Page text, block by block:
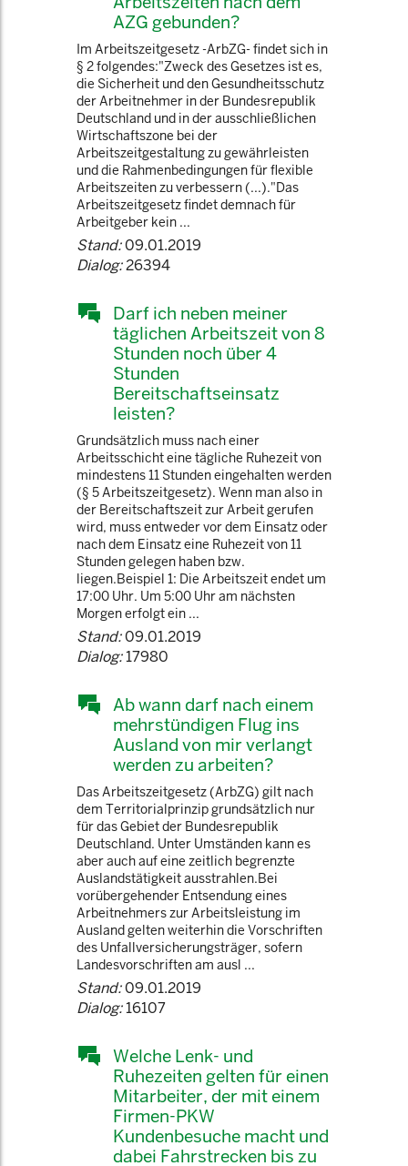
AZG gebunden?
Im Arbeitszeitgesetz -ArbZG- findet sich in
§ 2 folgendes:"Zweck des Gesetzes ist es,
die Sicherheit und den Gesundheitsschutz
der Arbeitnehmer in der Bundesrepublik
Deutschland und in der ausschließlichen
Wirtschaftszone bei der
Arbeitszeitgestaltung zu gewährleisten
und die Rahmenbedingungen für flexible
Arbeitszeiten zu verbessern (...)."Das
Arbeitszeitgesetz findet demnach für
Arbeitgeber kein ...
Stand:09.01.2019
Dialog:26394
Darf ich neben meiner
täglichen Arbeitszeit von 8
Stunden noch über 4
Stunden
Bereitschaftseinsatz
leisten?
Grundsätzlich muss nach einer
Arbeitsschicht eine tägliche Ruhezeit von
mindestens 11 Stunden eingehalten werden
(§ 5 Arbeitszeitgesetz). Wenn man also in
der Bereitschaftszeit zur Arbeit gerufen
wird, muss entweder vor dem Einsatz oder
nach dem Einsatz eine Ruhezeit von 11
Stunden gelegen haben bzw.
liegen.Beispiel 1: Die Arbeitszeit endet um
17:00 Uhr. Um 5:00 Uhr am nächsten
Morgen erfolgt ein ...
Stand:09.01.2019
Dialog:17980
Ab wann darf nach einem
mehrstündigen Flug ins
Ausland von mir verlangt
werden zu arbeiten?
Das Arbeitszeitgesetz (ArbZG) gilt nach
dem Territorialprinzip grundsätzlich nur
für das Gebiet der Bundesrepublik
Deutschland. Unter Umständen kann es
aber auch auf eine zeitlich begrenzte
Auslandstätigkeit ausstrahlen.Bei
vorübergehender Entsendung eines
Arbeitnehmers zur Arbeitsleistung im
Ausland gelten weiterhin die Vorschriften
des Unfallversicherungsträger, sofern
Landesvorschriften am ausl ...
Stand:09.01.2019
Dialog:16107
Welche Lenk- und
Ruhezeiten gelten für einen
Mitarbeiter, der mit einem
Firmen-PKW
Kundenbesuche macht und
dabei Fahrstrecken bis zu